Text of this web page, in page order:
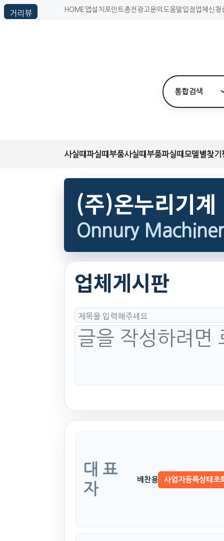
HOME 앱설치 포인트충전 광고문의 도움말입점업체신청
사실때파실때 부품사실때 부품파실때 모델별찾기
(주)온누리기계
Onnury
업체게시판
대 표
자
배찬용 사업자등록상태조